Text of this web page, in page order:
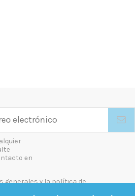
en
generales y la política de